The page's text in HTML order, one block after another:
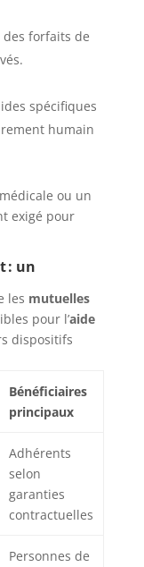
forfaits de
spécifiques
humain
ou un
exigé pour
: un
les mutuelles
pour l’aide
dispositifs
Bénéficiaires
principaux
Adhérents
selon
garanties
contractuelles
Personnes de